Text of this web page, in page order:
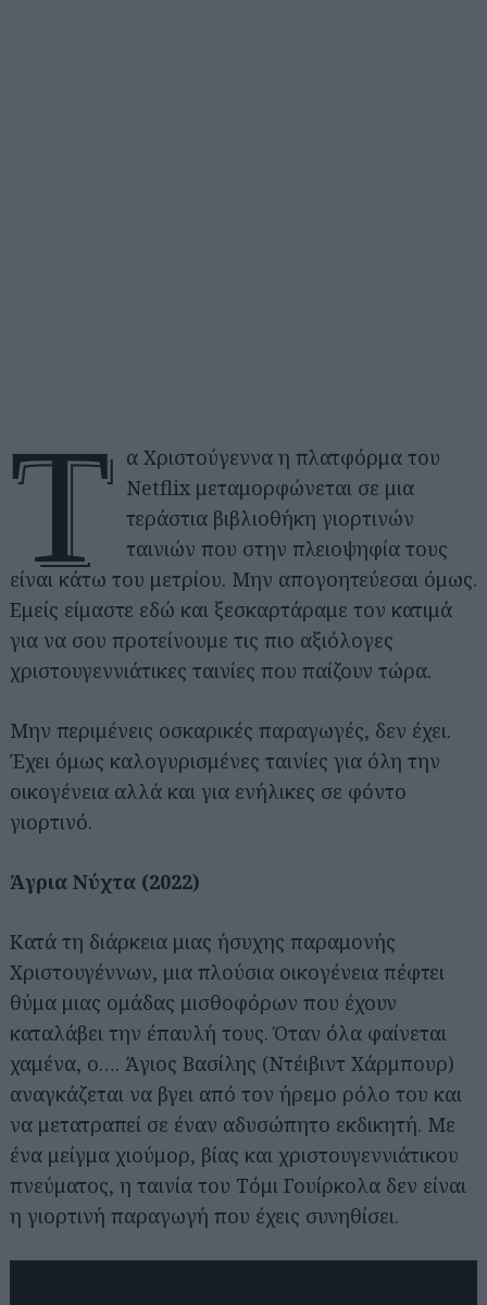
Τ
α Χριστούγεννα η πλατφόρμα του
Netflix μεταμορφώνεται σε μια
τεράστια βιβλιοθήκη γιορτινών
ταινιών που στην πλειοψηφία τους
είναι κάτω του μετρίου. Μην απογοητεύεσαι όμως.
Εμείς είμαστε εδώ και ξεσκαρτάραμε τον κατιμά
για να σου προτείνουμε τις πιο αξιόλογες
χριστουγεννιάτικες ταινίες που παίζουν τώρα.
Μην περιμένεις οσκαρικές παραγωγές, δεν έχει.
Έχει όμως καλογυρισμένες ταινίες για όλη την
οικογένεια αλλά και για ενήλικες σε φόντο
γιορτινό.
Άγρια Νύχτα (2022)
Κατά τη διάρκεια μιας ήσυχης παραμονής
Χριστουγέννων, μια πλούσια οικογένεια πέφτει
θύμα μιας ομάδας μισθοφόρων που έχουν
καταλάβει την έπαυλή τους. Όταν όλα φαίνεται
χαμένα, ο…. Άγιος Βασίλης (Ντέιβιντ Χάρμπουρ)
αναγκάζεται να βγει από τον ήρεμο ρόλο του και
να μετατραπεί σε έναν αδυσώπητο εκδικητή. Με
ένα μείγμα χιούμορ, βίας και χριστουγεννιάτικου
πνεύματος, η ταινία του Τόμι Γουίρκολα δεν είναι
η γιορτινή παραγωγή που έχεις συνηθίσει.